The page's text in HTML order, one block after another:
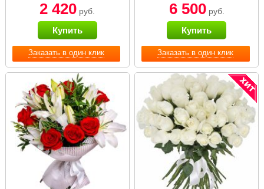
Заказать в один клик
2 420 руб.
Купить
Заказать в один клик
6 500руб.
Купить